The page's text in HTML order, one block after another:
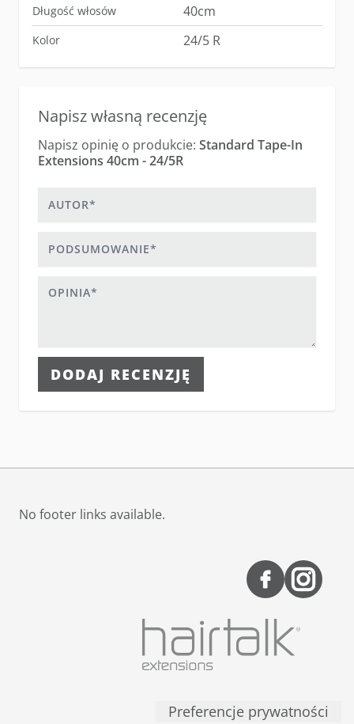
Długość włosów 40cm
Kolor 24/5 R
Napisz własną recenzję
Napisz opinię o produkcie: Standard Tape-In
Extensions 40cm - 24/5R
DODAJ RECENZJĘ
No footer links available.